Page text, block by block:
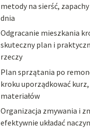
metody na sierść,
dnia
Odgracanie mieszkania
skuteczny plan i
rzeczy
Plan sprzątania po
kroku uporządkować kurz,
materiałów
Organizacja zmywania i
efektywnie układać